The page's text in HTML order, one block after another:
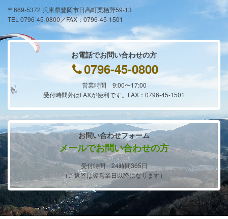
〒669-5372 兵庫県豊岡市日高町栗栖野59-13
TEL 0796-45-0800／FAX：0796-45-1501
お電話でお問い合わせの方
0796-45-0800
営業時間 9:00〜17:00
受付時間外はFAXが便利です。FAX：0796-45-1501
お問い合わせフォーム
メールでお問い合わせの方
受付時間 24時間365日
（ご返答は翌営業日以降になります）